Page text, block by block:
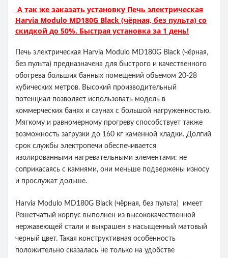
А так же заказать установку Печь электрическая
Harvia Modulo MD180G Black (чёрная, без пульта) со
скидкой до 50%. Быстрая установка за 1 день!
Печь электрическая Harvia Modulo MD180G Black (чёрная,
без пульта) предназначена для быстрого и качественного
обогрева больших банных помещений объемом 20-28
кубических метров. Высокий производительный
потенциал позволяет использовать модель в
коммерческих банях и саунах с большой нагруженностью.
Мягкому и равномерному прогреву способствует также
возможность загрузки до 160 кг каменной кладки. Долгий
срок службы электропечи обеспечивается
изолированными нагревательными элементами: не
соприкасаясь с камнями, они меньше подвержены износу
и прослужат дольше.
Harvia Modulo MD180G Black (чёрная, без пульта) имеет
Решетчатый корпус выполнен из высококачественной
нержавеющей стали и выкрашен в насыщенный матовый
черный цвет. Такая конструктивная особенность
положительно сказалась не только на удобстве